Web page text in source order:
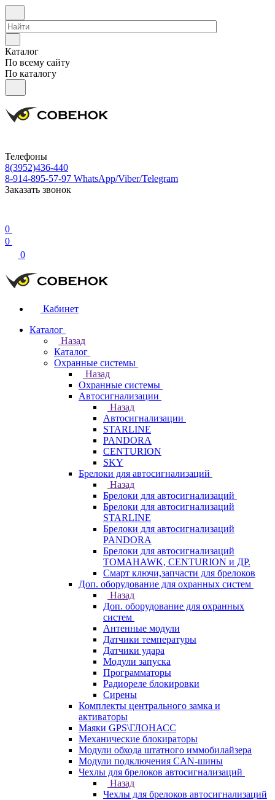
Каталог
По всему сайту
По каталогу
Телефоны
8(3952)436-440
8-914-895-57-97 WhatsApp/Viber/Telegram
Заказать звонок
0
0
0
Кабинет
Каталог
Назад
Каталог
Охранные системы
Назад
Охранные системы
Автосигнализации
Назад
Автосигнализации
STARLINE
PANDORA
CENTURION
SKY
Брелоки для автосигнализаций
Назад
Брелоки для автосигнализаций
Брелоки для автосигнализаций
STARLINE
Брелоки для автосигнализаций
PANDORA
Брелоки для автосигнализаций
TOMAHAWK, CENTURION и ДР.
Смарт ключи,запчасти для брелоков
Доп. оборудование для охранных систем
Назад
Доп. оборудование для охранных
систем
Антенные модули
Датчики температуры
Датчики удара
Модули запуска
Программаторы
Радиореле блокировки
Сирены
Комплекты центрального замка и
активаторы
Маяки GPS\ГЛОНАСС
Механические блокираторы
Модули обхода штатного иммобилайзера
Модули подключения CAN-шины
Чехлы для брелоков автосигнализаций
Назад
Чехлы для брелоков автосигнализаций